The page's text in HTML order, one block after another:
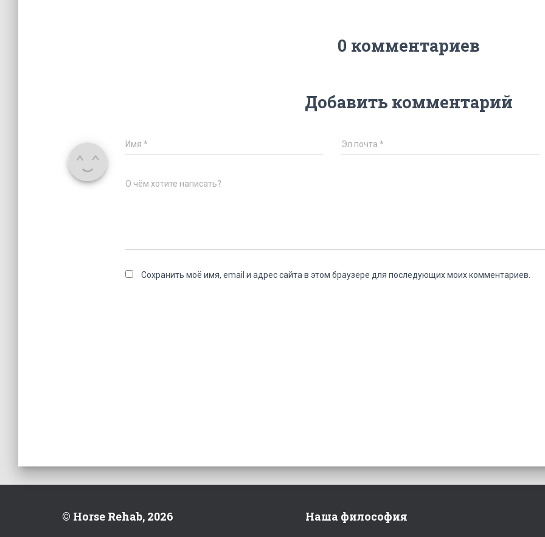
0 комментариев
Добавить комментарий
Имя * Эл.почта*
О чём хотите написать?
Сохранить моё имя, email и адрес сайта в этом браузере для последующих моих комментариев.
© Horse Rehab, 2026 Наша философия